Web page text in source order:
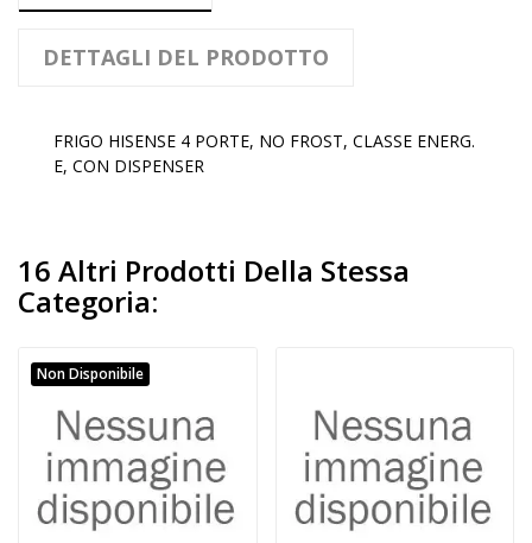
DETTAGLI DEL PRODOTTO
FRIGO HISENSE 4 PORTE, NO FROST, CLASSE ENERG.
E, CON DISPENSER
16 Altri Prodotti Della Stessa
Categoria:
Non Disponibile